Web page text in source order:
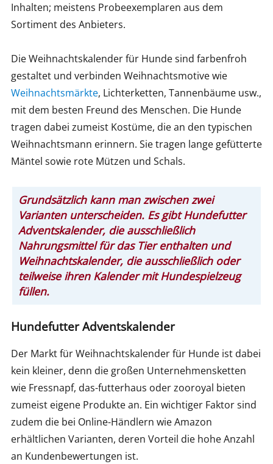
Inhalten; meistens Probeexemplaren aus dem
Sortiment des Anbieters.
Die Weihnachtskalender für Hunde sind farbenfroh
gestaltet und verbinden Weihnachtsmotive wie
Weihnachtsmärkte, Lichterketten, Tannenbäume usw.,
mit dem besten Freund des Menschen. Die Hunde
tragen dabei zumeist Kostüme, die an den typischen
Weihnachtsmann erinnern. Sie tragen lange gefütterte
Mäntel sowie rote Mützen und Schals.
Grundsätzlich kann man zwischen zwei
Varianten unterscheiden. Es gibt Hundefutter
Adventskalender, die ausschließlich
Nahrungsmittel für das Tier enthalten und
Weihnachtskalender, die ausschließlich oder
teilweise ihren Kalender mit Hundespielzeug
füllen.
Hundefutter Adventskalender
Der Markt für Weihnachtskalender für Hunde ist dabei
kein kleiner, denn die großen Unternehmensketten
wie Fressnapf, das-futterhaus oder zooroyal bieten
zumeist eigene Produkte an. Ein wichtiger Faktor sind
zudem die bei Online-Händlern wie Amazon
erhältlichen Varianten, deren Vorteil die hohe Anzahl
an Kundenbewertungen ist.